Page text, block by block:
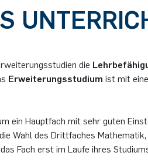
die
Erweiterungsstudium ist mit
ein Hauptfach mit sehr guten
Wahl des Drittfaches Mathematik,
Fach erst im Laufe ihres